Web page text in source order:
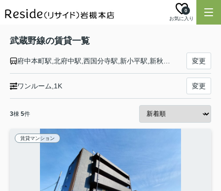
お気に入り
0
武蔵野線の賃貸一覧
変更
ワンルーム,1K 変更
3棟 5件
賃貸マンション